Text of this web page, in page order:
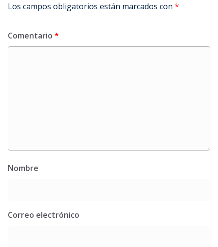
Los campos obligatorios están marcados con *
Comentario *
Nombre
Correo electrónico